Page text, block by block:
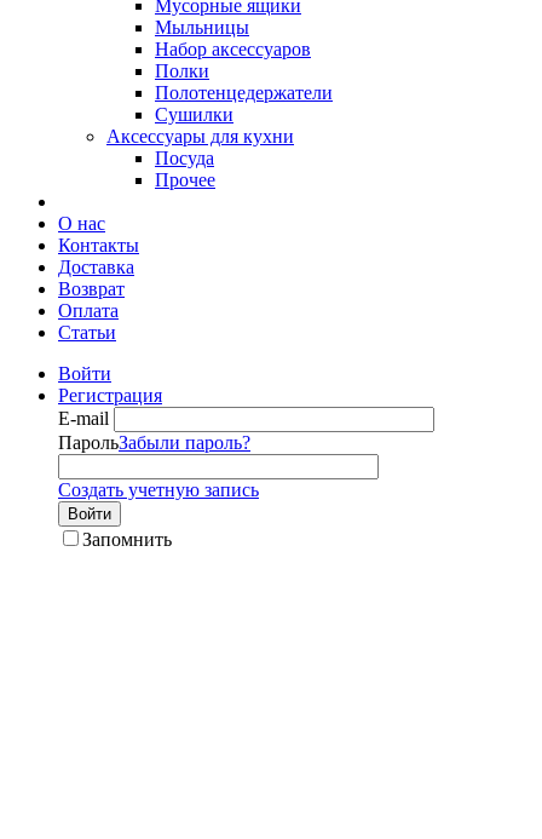
Мусорные ящики
Мыльницы
Набор аксессуаров
Полки
Полотенцедержатели
Сушилки
Аксессуары для кухни
Посуда
Прочее
О нас
Контакты
Доставка
Возврат
Оплата
Статьи
Войти
Регистрация
E-mail
ПарольЗабыли пароль?
Создать учетную запись
Войти
Запомнить